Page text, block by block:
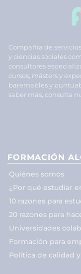
Compañía de
y ciencias sociales
consultores
cursos, másters y
baremables y
saber más, consulta
FORMACIÓN
Quiénes somos
¿Por qué estudiar
10 razones para
20 razones para
Universidades
Formación para
Política de calidad